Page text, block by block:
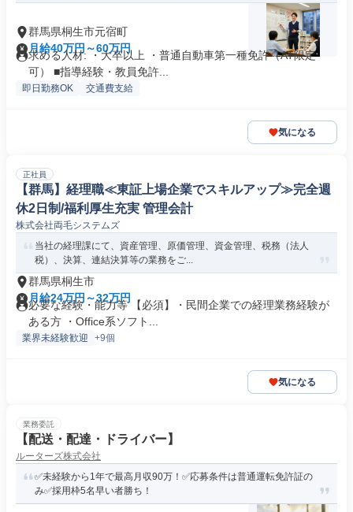
群馬県桐生市元宿町
月給40万円～60万円
求める人材: ・大卒以上 ・普通自動車第一種免許（AT限定
可） ■指導経験・教員免許...
即日勤務OK 交通費支給
気になる
正社員
【群馬】経理職≪東証上場企業でスキルアップ≫完全週
休2日制/福利厚生充実 管理会計
株式会社両毛システムズ
当社の経理課にて、資産管理、原価管理、資金管理、税務（法人
税）、決算、連結決算等の業務をご...
群馬県桐生市
月給24万円～32万円
必要な経験・能力等 【必須】・民間企業での経理業務経験が
ある方 ・Office系ソフト...
業界未経験歓迎 +9個
気になる
業務委託
【配送・配達・ドライバー】
ルーターズ株式会社
✅未経験から1年で最高月収90万！✅応募条件は普通運転免許証の
み✅採用枠5名早い者勝ち！